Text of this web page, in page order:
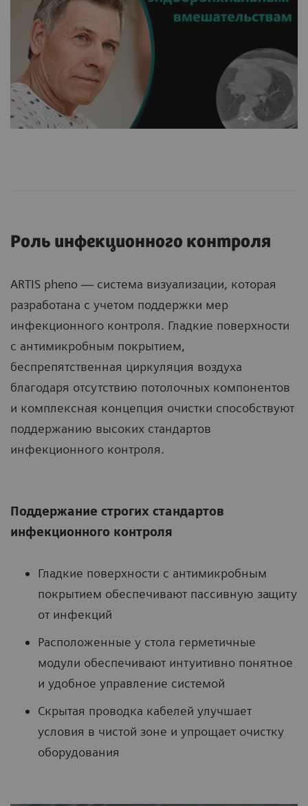
Роль инфекционного контроля
ARTIS pheno — система визуализации, которая
разработана с учетом поддержки мер
инфекционного контроля. Гладкие поверхности
с антимикробным покрытием,
беспрепятственная циркуляция воздуха
благодаря отсутствию потолочных компонентов
и комплексная концепция очистки способствуют
поддержанию высоких стандартов
инфекционного контроля.
Поддержание строгих стандартов
инфекционного контроля
Гладкие поверхности с антимикробным
покрытием обеспечивают пассивную защиту
от инфекций
Расположенные у стола герметичные
модули обеспечивают интуитивно понятное
и удобное управление системой
Скрытая проводка кабелей улучшает
условия в чистой зоне и упрощает очистку
оборудования